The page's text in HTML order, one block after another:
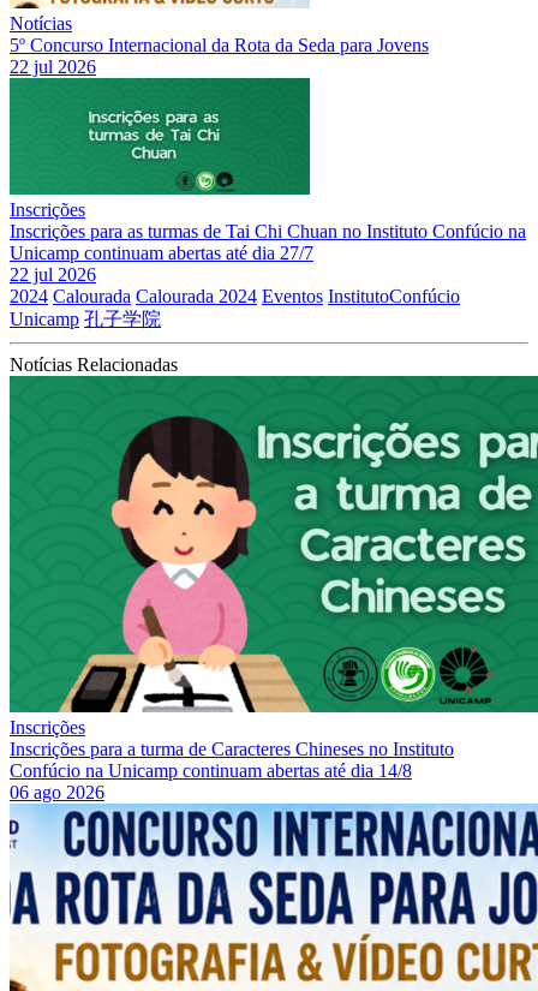
Notícias
5º Concurso Internacional da Rota da Seda para Jovens
22 jul 2026
Inscrições
Inscrições para as turmas de Tai Chi Chuan no Instituto Confúcio na
Unicamp continuam abertas até dia 27/7
22 jul 2026
2024 Calourada Calourada 2024 Eventos InstitutoConfúcio
Unicamp 孔子学院
Notícias Relacionadas
Inscrições
Inscrições para a turma de Caracteres Chineses no Instituto
Confúcio na Unicamp continuam abertas até dia 14/8
06 ago 2026